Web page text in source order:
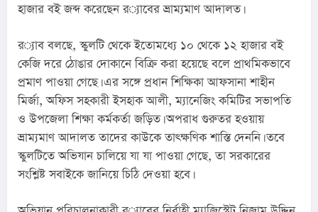
হাজার বই জব্দ করেছেন র‌্যাবের ভ্রাম্যমাণ আদালত।
র‌্যাব বলছে, স্কুলটি থেকে ইতোমধ্যে ১০ থেকে ১২ হাজার বই
কেজি দরে ঠোঙার দোকানে বিক্রি করা হয়েছে বলে প্রাথমিকভাবে
প্রমাণ পাওয়া গেছে। এর সঙ্গে প্রধান শিক্ষিকা আফসানা শাহীন
মির্জা, অফিস সহকারী ইসহাক আলী, ম্যানেজিং কমিটির সভাপতি
ও উপজেলা শিক্ষা কর্মকর্তা জড়িত। অপরাধ গুরুতর হওয়ায়
ভ্রাম্যমাণ আদালত তাদের কাউকে তাৎক্ষণিক শাস্তি দেননি। তবে
স্কুলটিতে অভিযান চালিয়ে যা যা পাওয়া গেছে, তা সরকারের
সংশ্লিষ্ট সবাইকে জানিয়ে চিঠি দেওয়া হবে।